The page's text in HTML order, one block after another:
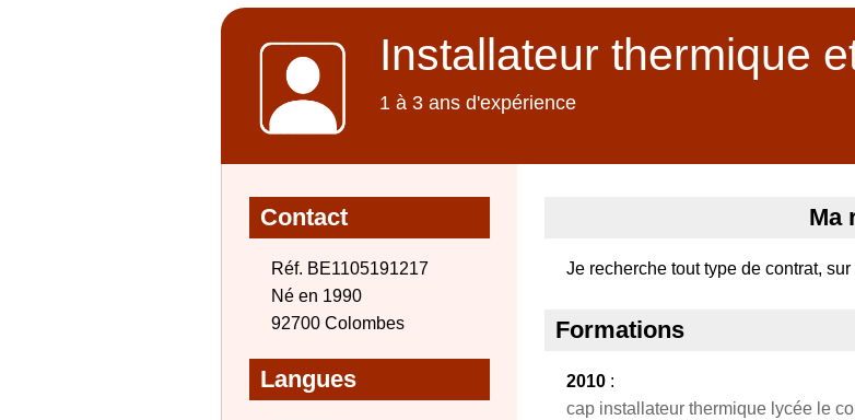
Installateur thermique
1 à 3 ans d'expérience
Contact
Réf. BE1105191217
Né en 1990
92700 Colombes
Langues
Ma
Je recherche tout type de contrat,
Formations
2010 :
cap installateur thermique lycée le